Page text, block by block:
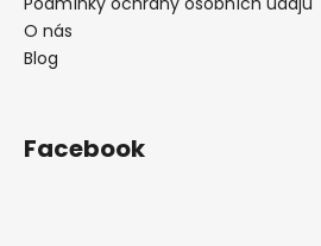
O nás
Blog
Facebook